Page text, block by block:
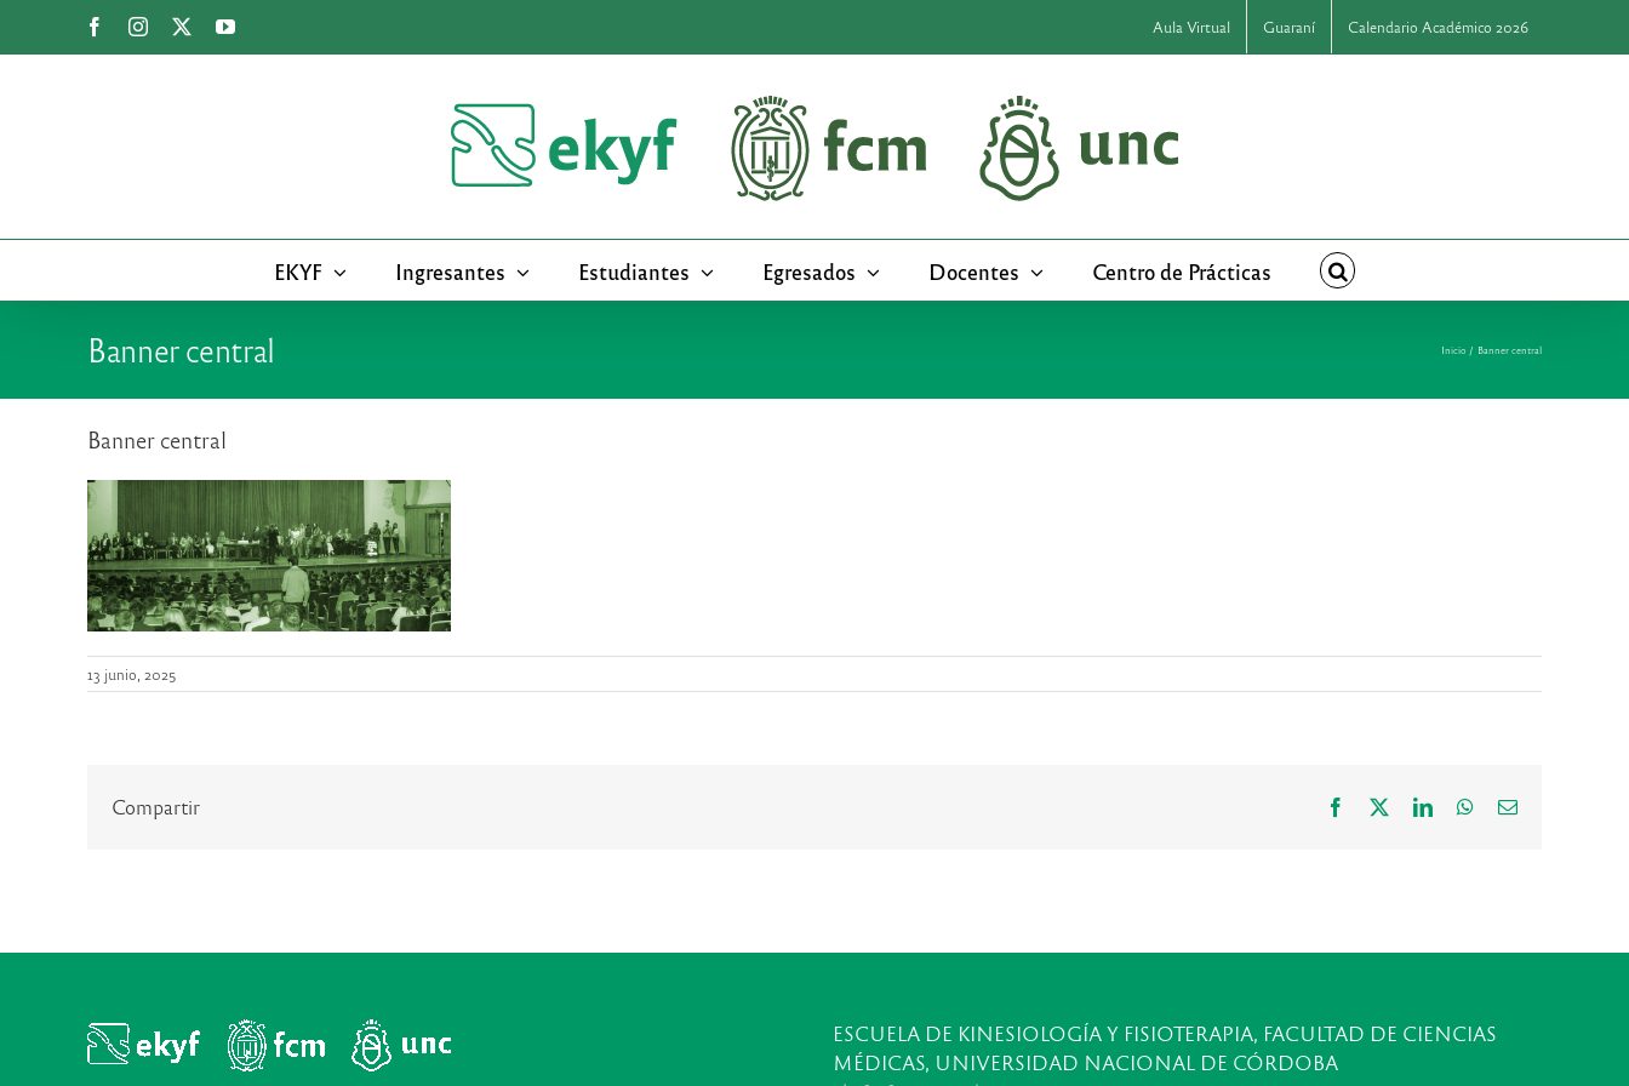
FacebookInstagram YouTube Aula Virtual Guaraní Calendario Académico 2026
EKYF Ingresantes Estudiantes Egresados Docentes Centro de Prácticas
Banner central Inicio Banner central
Banner central
13 junio, 2025
Compartir Facebook LinkedInWhatsApp
Correo
ESCUELA DE KINESIOLOGÍA Y FISIOTERAPIA, FACULTAD DE CIENCIAS
MÉDICAS, UNIVERSIDAD NACIONAL DE CÓRDOBA